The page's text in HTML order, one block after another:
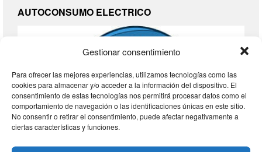
Gestionar consentimiento
Para ofrecer las mejores experiencias, utilizamos tecnologías como las
cookies para almacenar y/o acceder a la información del dispositivo. El
consentimiento de estas tecnologías nos permitirá procesar datos como el
comportamiento de navegación o las identificaciones únicas en este sitio.
No consentir o retirar el consentimiento, puede afectar negativamente a
ciertas características y funciones.
AUTOCONSUMO ELECTRICO